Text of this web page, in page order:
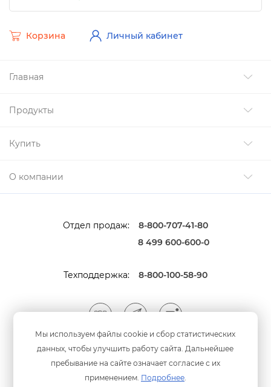
Мы используем файлы cookie и сбор статистических
данных, чтобы улучшить работу сайта. Дальнейшее
пребывание на сайте означает согласие с их
применением. Подробнее.
Главная
Продукты
Купить
О компании
Корзина Личный кабинет
Отдел продаж:
8-800-707-41-80
8 499 600-600-0
Техподдержка: 8-800-100-58-90
Мы принимаем оплату
анковскими картами